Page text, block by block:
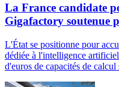
La France candidate
Gigafactory soutenue
L'État se positionne pour
dédiée à l'intelligence
d'euros de capacités de